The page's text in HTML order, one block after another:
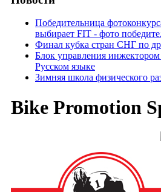
Победительница
выбирает FIT - фото
Финал кубка стран СНГ по
Блок управления
Русском языке
Зимняя школа физического
Bike Promotion